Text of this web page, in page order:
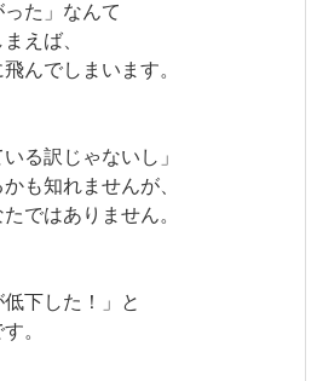
った」なんて
えば、
んでしまいます。
る訳じゃないし」
も知れませんが、
ではありません。
下した！」と
。